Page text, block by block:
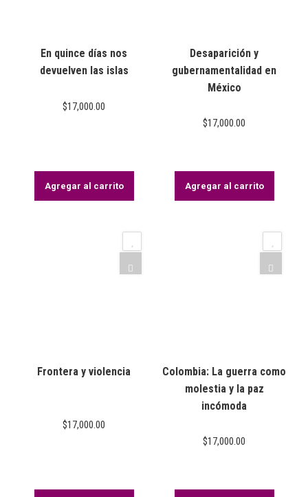
En quince días nos
devuelven las islas
$17,000.00
Agregar al carrito
Desaparición y
gubernamentalidad en
México
$17,000.00
Agregar al carrito
Frontera y violencia
$17,000.00
Colombia: La guerra como
molestia y la paz
incómoda
$17,000.00